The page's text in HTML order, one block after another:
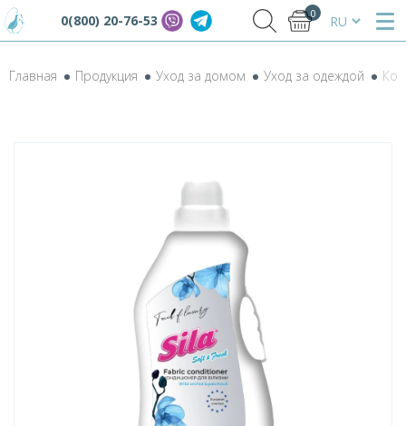
0(800) 20-76-53 0
Главная Продукция Уход за домом Уход за одеждой